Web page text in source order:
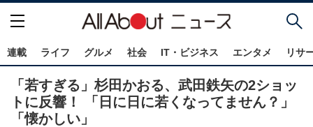
連載 ライフ グルメ 社会 IT・ビジネス エンタメ リサ
「若すぎる」杉田かおる、武田鉄矢の2ショッ
トに反響！ 「日に日に若くなってません？」
「懐かしい」